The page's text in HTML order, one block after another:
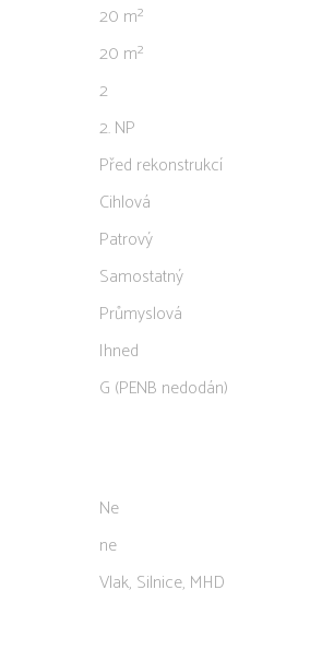
20 m²
20 m²
2
2. NP
Před rekonstrukcí
Cihlová
Patrový
Samostatný
Průmyslová
Ihned
G (PENB nedodán)
Ne
ne
Vlak, Silnice, MHD